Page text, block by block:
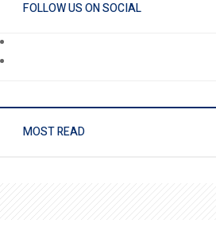
FOLLOW US ON SOCIAL
MOST READ